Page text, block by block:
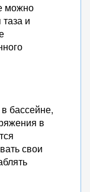
можно
и
бассейне,
в
свои